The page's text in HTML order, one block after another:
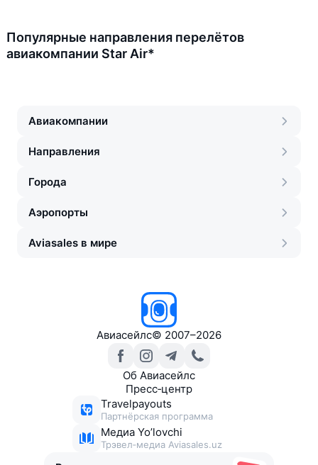
Популярные направления перелётов
авиакомпании Star Air*
Авиакомпании
Направления
Города
Аэропорты
Aviasales в мире
Авиасейлс© 2007–2026
Об Авиасейлс
Пресс‑центр
Travelpayouts
Партнёрская программа
Медиа Yo’lovchi
Трэвел‑медиа Aviasales.uz